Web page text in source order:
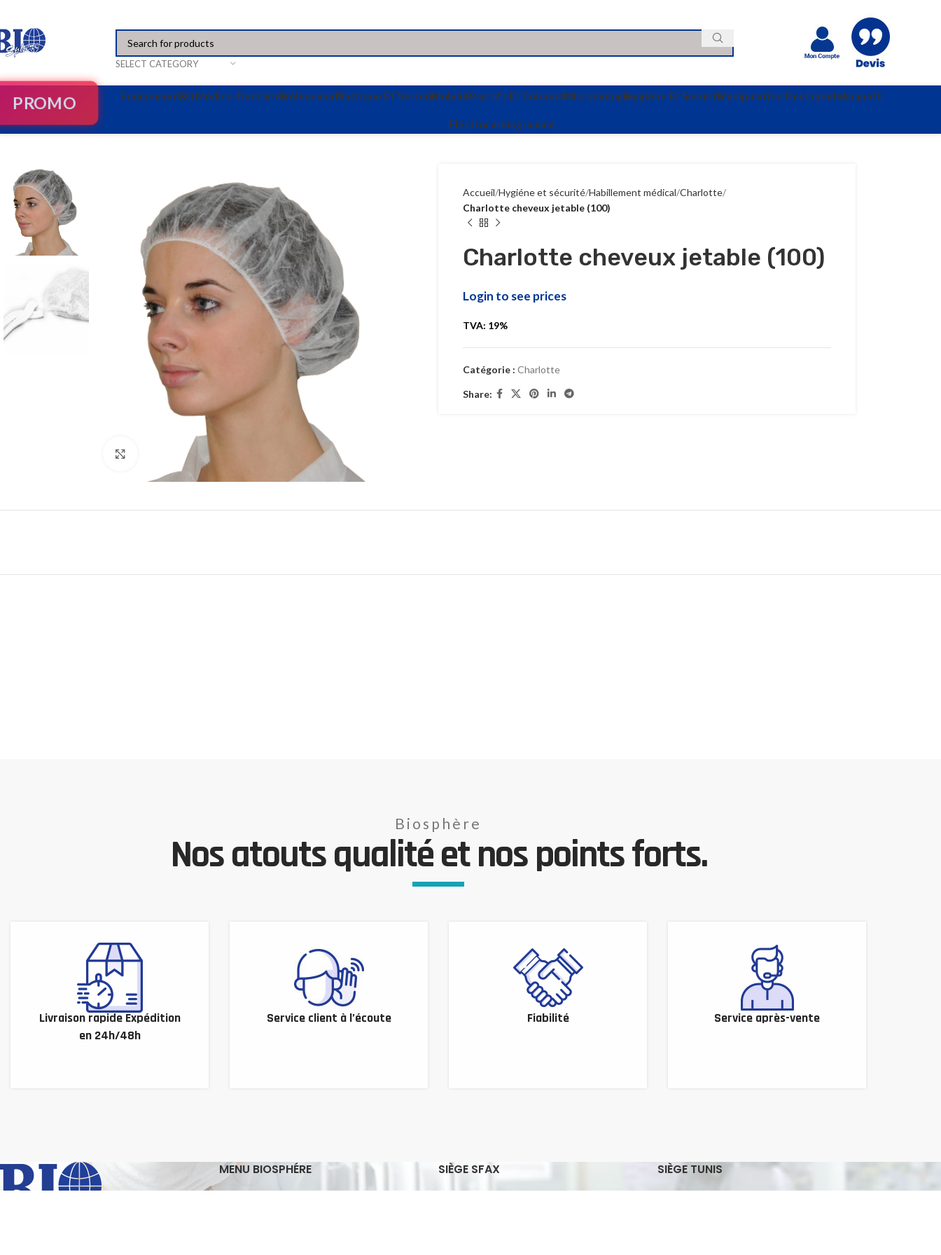
SELECT CATEGORY
PROMO EquipementsEQ Médico-DentairesPrélèvementPlastique Et VerrerieMobilierRéactifs Et ColorantsMicrobiologieHygiéne Et SécuritéManipulation Des LiquidesAnapath
Electrocardiogramme
Click to enlarge
Accueil Hygiéne et sécurité Habillement médical Charlotte
Charlotte cheveux jetable (100)
Charlotte cheveux jetable (100)
Login to see prices
TVA: 19%
Catégorie : Charlotte
Share:
Biosphère
Nos atouts qualité et nos points forts.
Livraison rapide Expédition
en 24h/48h
Service client à l’écoute Fiabilité Service après-vente
MENU BIOSPHÉRE SIÈGE SFAX SIÈGE TUNIS